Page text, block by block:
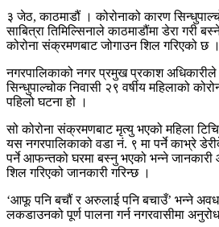
३ जेठ, काठमाडौं । कोरोनाको कारण
साबित्रा तिमिल्सिनाले काठमाडौंमा डेरा गरी
कोरोना संक्रमणबाट जोगाउन शिल गरिएको छ ।
नगरपालिकाको नगर प्रमुख प्रकाश अधिकारीले
सिन्धुपाल्चोक निवासी २९ वर्षीय महिलाको
पहिलो घटना हो ।
सो कोरोना संक्रमणबाट मृत्यु भएको महिला
यस नगरपालिकाको वडा नं. ९ मा पर्ने काभ्रे
पर्ने आफन्तको घरमा बस्नु भएको भन्ने
शिल गरिएको जानकारी गरिन्छ ।
‘आफू पनि बचौं र अरुलाई पनि बचाउँ’ भन्ने
लकडाउनको पूर्ण पालना गर्न नगरवासीमा